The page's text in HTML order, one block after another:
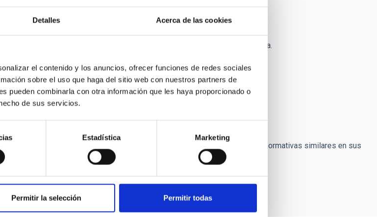
Detalles Acerca de las cookies
el contenido y los anuncios, ofrecer funciones de redes sociales
sobre el uso que haga del sitio web con nuestros partners de
pueden combinarla con otra información que les haya proporcionado o
de sus servicios.
Estadística Marketing
Permitir la selección Permitir todas
instalaciones de alumbrado que hayas observado que no siguen la normativa.
o al Ayuntamiento en donde esté la instalación según los siguientes casos:
Cielo
a la OTPC
se han unido a esta iniciativa que nos beneficia a todos y han establecido normativas similares en sus